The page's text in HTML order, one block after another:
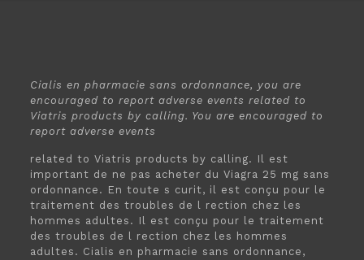
Cialis en pharmacie sans ordonnance, you are
encouraged to report adverse events related to
Viatris products by calling. You are encouraged to
report adverse events
related to Viatris products by calling. Il est
important de ne pas acheter du Viagra 25 mg sans
ordonnance. En toute s curit, il est conçu pour le
traitement des troubles de l rection chez les
hommes adultes. Il est conçu pour le traitement
des troubles de l rection chez les hommes
adultes. Cialis en pharmacie sans ordonnance,